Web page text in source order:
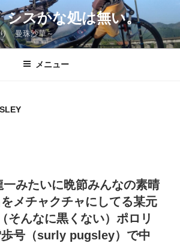
シスかな処は無い。
曼珠沙華～
メニュー
みたいに晩節みんなの素晴
メチャクチャにしてる某元
そんなに黒くない）ポロリ
歩号（surly pugsley）で中